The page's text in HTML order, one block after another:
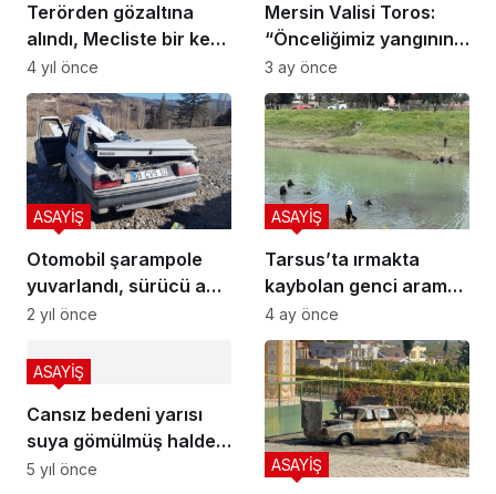
Terörden gözaltına
alındı, Mecliste bir kez
daha devlete meydan
okudu, devleti organize
suç örgütü ilan etti
4 yıl önce
Mersin Valisi Toros:
“Önceliğimiz yangının
diğer tanklara
sıçramasını önlemek”
3 ay önce
Otomobil şarampole
yuvarlandı, sürücü ağır
yaralandı
ASAYİŞ
2 yıl önce
Tarsus’ta ırmakta
kaybolan genci arama
çalışmaları sürüyor
ASAYİŞ
4 ay önce
Cansız bedeni yarısı
suya gömülmüş halde
bulundu
ASAYİŞ
5 yıl önce ASAYİŞ